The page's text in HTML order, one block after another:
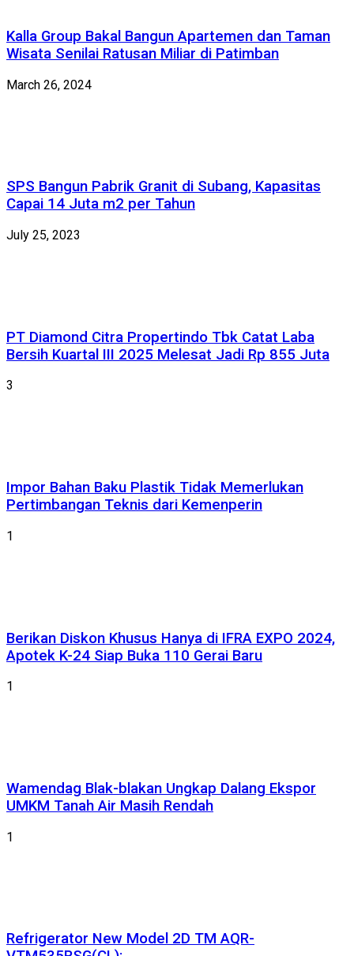
Kalla Group Bakal Bangun Apartemen dan Taman
Wisata Senilai Ratusan Miliar di Patimban
March 26, 2024
SPS Bangun Pabrik Granit di Subang, Kapasitas
Capai 14 Juta m2 per Tahun
July 25, 2023
PT Diamond Citra Propertindo Tbk Catat Laba
Bersih Kuartal III 2025 Melesat Jadi Rp 855 Juta
3
Impor Bahan Baku Plastik Tidak Memerlukan
Pertimbangan Teknis dari Kemenperin
1
Berikan Diskon Khusus Hanya di IFRA EXPO 2024,
Apotek K-24 Siap Buka 110 Gerai Baru
1
Wamendag Blak-blakan Ungkap Dalang Ekspor
UMKM Tanah Air Masih Rendah
1
Refrigerator New Model 2D TM AQR-